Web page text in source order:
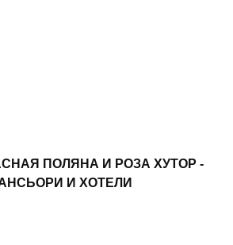
ПОЛЯНА И РОЗА ХУТОР -
И ХОТЕЛИ